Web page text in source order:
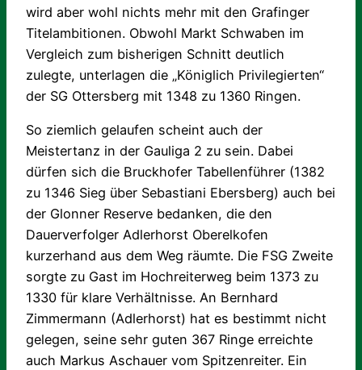
wird aber wohl nichts mehr mit den Grafinger
Titelambitionen. Obwohl Markt Schwaben im
Vergleich zum bisherigen Schnitt deutlich
zulegte, unterlagen die „Königlich Privilegierten“
der SG Ottersberg mit 1348 zu 1360 Ringen.
So ziemlich gelaufen scheint auch der
Meistertanz in der Gauliga 2 zu sein. Dabei
dürfen sich die Bruckhofer Tabellenführer (1382
zu 1346 Sieg über Sebastiani Ebersberg) auch bei
der Glonner Reserve bedanken, die den
Dauerverfolger Adlerhorst Oberelkofen
kurzerhand aus dem Weg räumte. Die FSG Zweite
sorgte zu Gast im Hochreiterweg beim 1373 zu
1330 für klare Verhältnisse. An Bernhard
Zimmermann (Adlerhorst) hat es bestimmt nicht
gelegen, seine sehr guten 367 Ringe erreichte
auch Markus Aschauer vom Spitzenreiter. Ein